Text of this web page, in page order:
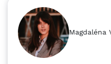
Magdaléna